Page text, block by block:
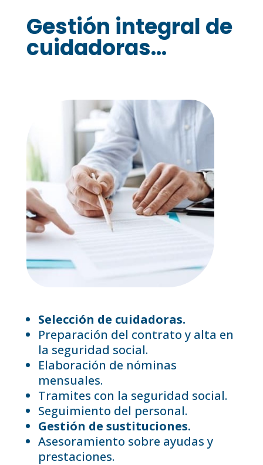
Gestión integral de
cuidadoras...
Selección de cuidadoras.
Preparación del contrato y alta en
la seguridad social.
Elaboración de nóminas
mensuales.
Tramites con la seguridad social.
Seguimiento del personal.
Gestión de sustituciones.
Asesoramiento sobre ayudas y
prestaciones.